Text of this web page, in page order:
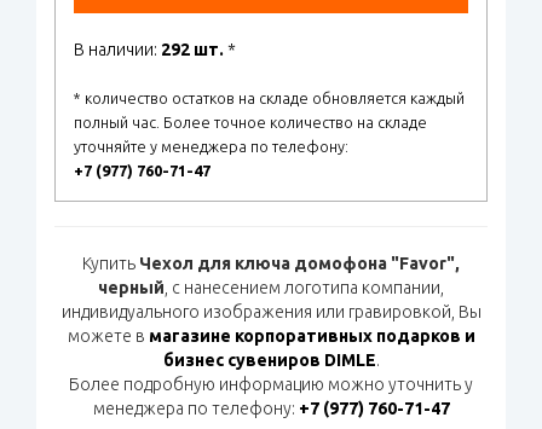
В наличии: 292 шт. *
* количество остатков на складе обновляется каждый
полный час. Более точное количество на складе
уточняйте у менеджера по телефону:
+7 (977) 760-71-47
Купить Чехол для ключа домофона "Favor",
черный, с нанесением логотипа компании,
индивидуального изображения или гравировкой, Вы
можете в магазине корпоративных подарков и
бизнес сувениров DIMLE.
Более подробную информацию можно уточнить у
менеджера по телефону: +7 (977) 760-71-47